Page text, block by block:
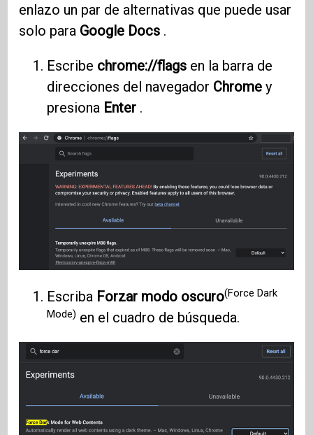
enlazo un par de alternativas que puede usar
solo para Google Docs .
Escribe chrome://flags en la barra de
direcciones del navegador Chrome y
presiona Enter .
Escriba Forzar modo oscuro(Force Dark
Mode) en el cuadro de búsqueda.